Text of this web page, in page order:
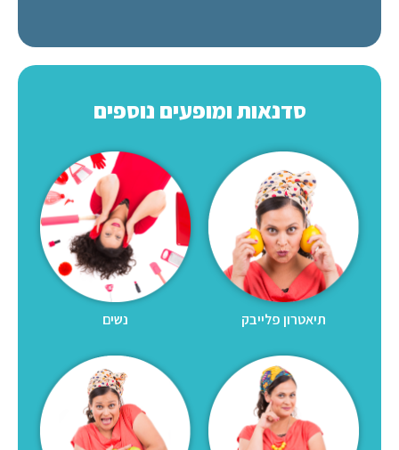
סדנאות ומופעים נוספים
תיאטרון פלייבק נשים